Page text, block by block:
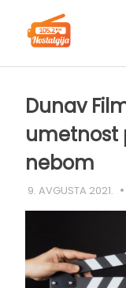
content
Dunav
umetnost
nebom
9. AVGUSTA 2021.